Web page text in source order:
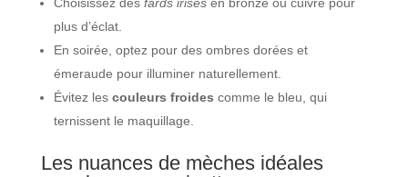
plus d’éclat.
En soirée, optez pour des ombres dorées et
émeraude pour illuminer naturellement.
Évitez les couleurs froides comme le bleu, qui
ternissent le maquillage.
Les nuances de mèches idéales